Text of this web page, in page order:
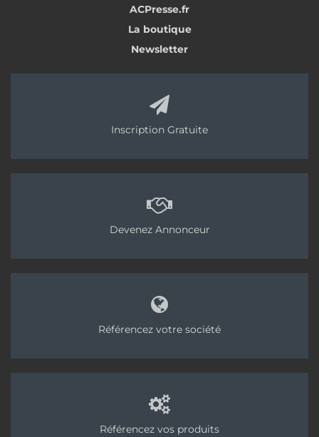
ACPresse.fr
La boutique
Newsletter
Inscription Gratuite
Devenez Annonceur
Référencez votre société
Référencez vos produits